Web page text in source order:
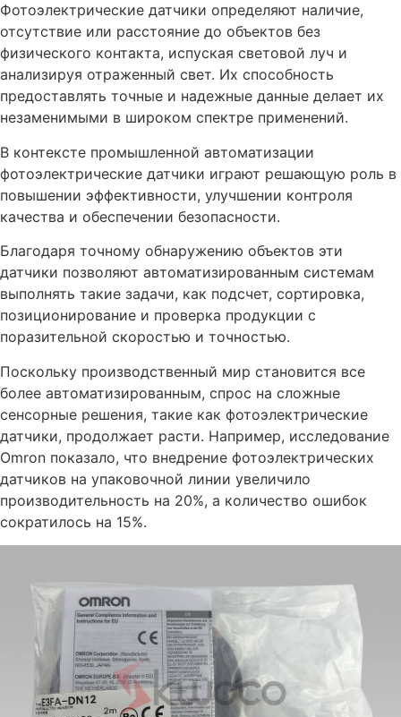
Фотоэлектрические датчики определяют наличие,
отсутствие или расстояние до объектов без
физического контакта, испуская световой луч и
анализируя отраженный свет. Их способность
предоставлять точные и надежные данные делает их
незаменимыми в широком спектре применений.
В контексте промышленной автоматизации
фотоэлектрические датчики играют решающую роль в
повышении эффективности, улучшении контроля
качества и обеспечении безопасности.
Благодаря точному обнаружению объектов эти
датчики позволяют автоматизированным системам
выполнять такие задачи, как подсчет, сортировка,
позиционирование и проверка продукции с
поразительной скоростью и точностью.
Поскольку производственный мир становится все
более автоматизированным, спрос на сложные
сенсорные решения, такие как фотоэлектрические
датчики, продолжает расти. Например, исследование
Omron показало, что внедрение фотоэлектрических
датчиков на упаковочной линии увеличило
производительность на 20%, а количество ошибок
сократилось на 15%.